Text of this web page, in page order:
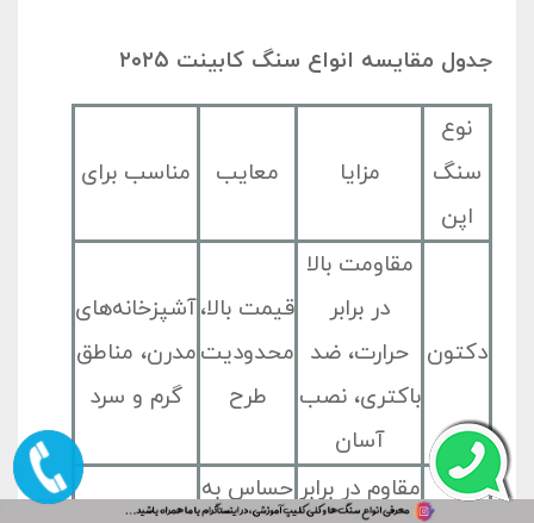
جدول مقایسه انواع سنگ کابینت ۲۰۲۵
نوع
سنگ
اپن
مزایا معایب مناسب برای
دکتون
مقاومت بالا
در برابر
حرارت، ضد
باکتری، نصب
آسان
قیمت بالا،
محدودیت
طرح
آشپزخانه‌های
مدرن، مناطق
گرم و سرد
مقاوم در برابر حساس به